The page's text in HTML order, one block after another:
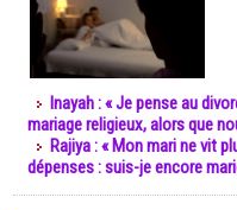
Inayah : « Je pense au
mariage religieux, alors que
Rajiya : « Mon mari ne vit
dépenses : suis-je encore